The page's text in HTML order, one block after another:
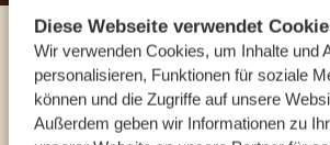
Diese Webseite verwendet
Wir verwenden Cookies, um Inhalte und
personalisieren, Funktionen für soziale
können und die Zugriffe auf unsere
Außerdem geben wir Informationen zu
Sprechen Sie